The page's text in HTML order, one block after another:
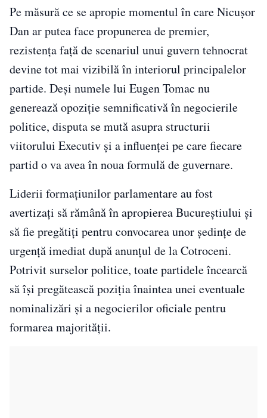
Pe măsură ce se apropie momentul în care Nicușor
Dan ar putea face propunerea de premier,
rezistența față de scenariul unui guvern tehnocrat
devine tot mai vizibilă în interiorul principalelor
partide. Deși numele lui Eugen Tomac nu
generează opoziție semnificativă în negocierile
politice, disputa se mută asupra structurii
viitorului Executiv și a influenței pe care fiecare
partid o va avea în noua formulă de guvernare.
Liderii formațiunilor parlamentare au fost
avertizați să rămână în apropierea Bucureștiului și
să fie pregătiți pentru convocarea unor ședințe de
urgență imediat după anunțul de la Cotroceni.
Potrivit surselor politice, toate partidele încearcă
să își pregătească poziția înaintea unei eventuale
nominalizări și a negocierilor oficiale pentru
formarea majorității.